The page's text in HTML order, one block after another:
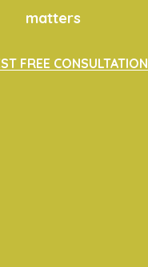
matters
FREE CONSULTATION